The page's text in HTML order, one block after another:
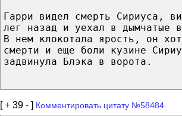
Гарри видел смерть Сириуса,
лег назад и уехал в дымчатые
В нем клокотала ярость, он
смерти и еще боли кузине
задвинула Блэка в ворота.
[+ 39 - ] Комментировать цитату №58484